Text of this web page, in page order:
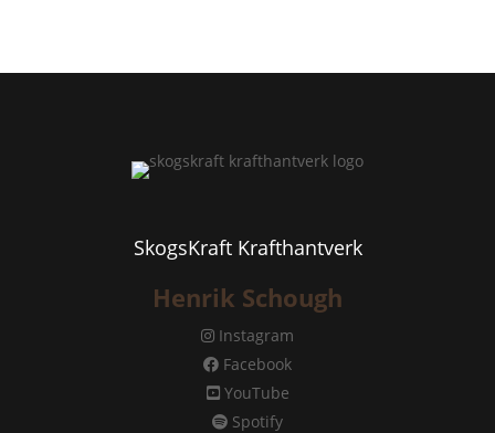
SkogsKraft Krafthantverk
Henrik Schough
Instagram
Facebook
YouTube
Spotify